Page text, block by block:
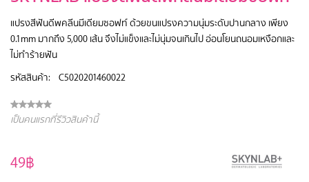
แปรงสีฟันดีพคลีนมีเดียมซอฟท์ ด้วยขนแปรงความนุ่มระดับปานกลาง เพียง
0.1mm มากถึง 5,000 เส้น จึงไม่แข็งและไม่นุ่มจนเกินไป อ่อนโยนถนอมเหงือกและ
ไม่ทำร้ายฟัน
รหัสสินค้า:
C5020201460022
เป็นคนแรกที่รีวิวสินค้านี้
49฿